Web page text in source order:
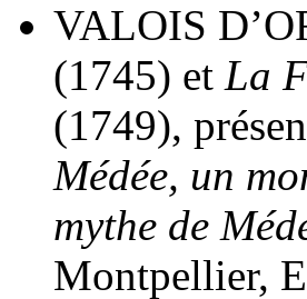
VALOIS
(1745) et La
(1749),
Médée, un
mythe de
Montpellier,